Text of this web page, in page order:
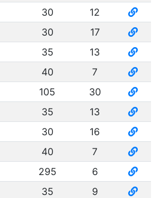
30
12
30
17
35
13
40
7
105
30
35
13
30
16
40
7
295
6
35
9